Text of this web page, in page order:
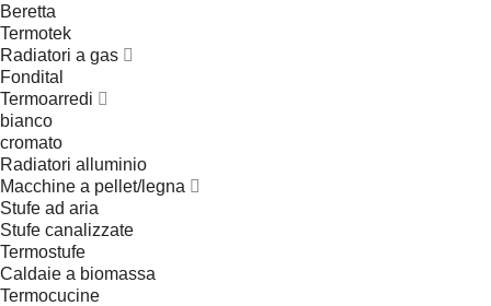
Beretta
Termotek
Radiatori a gas
Fondital
Termoarredi
bianco
cromato
Radiatori alluminio
Macchine a pellet/legna
Stufe ad aria
Stufe canalizzate
Termostufe
Caldaie a biomassa
Termocucine